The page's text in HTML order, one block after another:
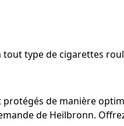
type de cigarettes
de manière
de Heilbronn.